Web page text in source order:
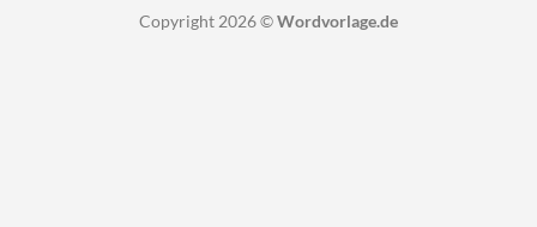
Copyright 2026 ©Wordvorlage.de